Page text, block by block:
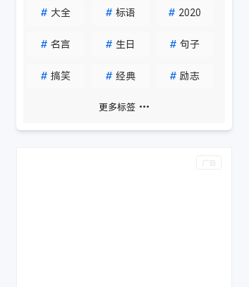
# 大全 # 标语 # 2020
# 名言 # 生日 # 句子
# 搞笑 # 经典 # 励志
更多标签